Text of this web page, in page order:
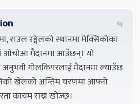
⇆
राउल रङ्गेलको स्थानमा मेक्सिकोका
ओचोआ मैदानमा आउँछन्। यो
अनुभवी गोलकिपरलाई मैदानमा ल्याउँछ
खेलको अन्तिम चरणमा आफ्नो
कायम राख्न खोज्छ।